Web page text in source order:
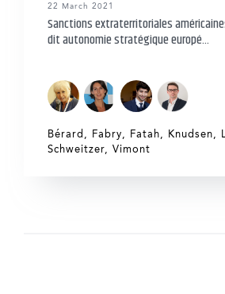
Sanctions extraterritoriales
dit autonomie stratégique europé...
22 March 2021
Bérard Fabry Fatah Knudsen
Schweitzer
Vimont